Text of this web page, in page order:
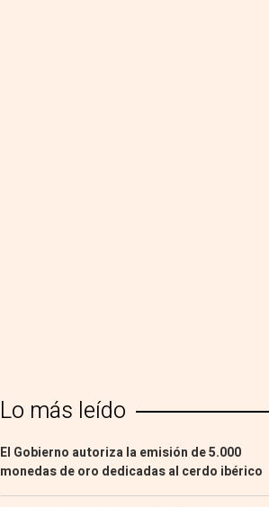
Lo más leído
El Gobierno autoriza la emisión de 5.000
monedas de oro dedicadas al cerdo ibérico